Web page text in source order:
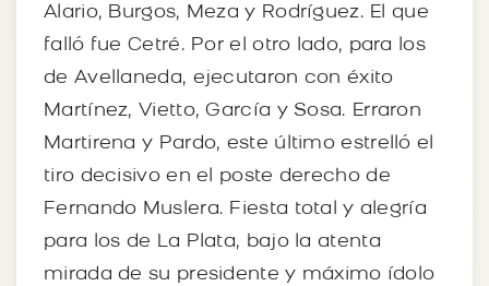
Alario, Burgos, Meza y Rodríguez. El que
falló fue Cetré. Por el otro lado, para los
de Avellaneda, ejecutaron con éxito
Martínez, Vietto, García y Sosa. Erraron
Martirena y Pardo, este último estrelló el
tiro decisivo en el poste derecho de
Fernando Muslera. Fiesta total y alegría
para los de La Plata, bajo la atenta
mirada de su presidente y máximo ídolo